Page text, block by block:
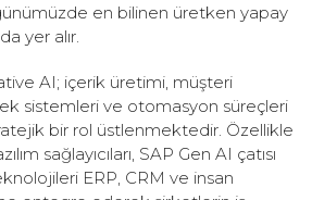
en bilinen üretken yapay
yer alır.
AI; içerik üretimi, müşteri
sistemleri ve otomasyon süreçleri
bir rol üstlenmektedir. Özellikle
sağlayıcıları, SAP Gen AI çatısı
ERP, CRM ve insan